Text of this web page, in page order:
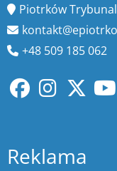
Piotrków
+48 509 185 062
Reklama